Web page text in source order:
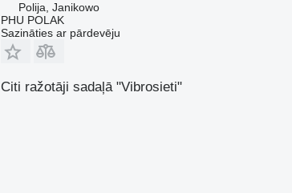
Polija, Janikowo
PHU POLAK
Sazināties ar pārdevēju
Citi ražotāji sadaļā "Vibrosieti"